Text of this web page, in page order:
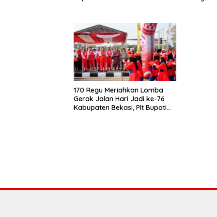
170 Regu Meriahkan Lomba
Gerak Jalan Hari Jadi ke-76
Kabupaten Bekasi, Plt Bupati